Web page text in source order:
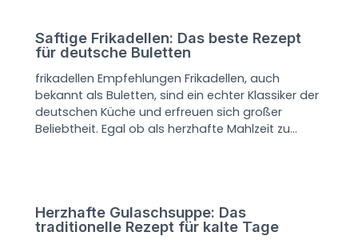
Saftige Frikadellen: Das beste Rezept
für deutsche Buletten
frikadellen Empfehlungen Frikadellen, auch
bekannt als Buletten, sind ein echter Klassiker der
deutschen Küche und erfreuen sich großer
Beliebtheit. Egal ob als herzhafte Mahlzeit zu…
Herzhafte Gulaschsuppe: Das
traditionelle Rezept für kalte Tage